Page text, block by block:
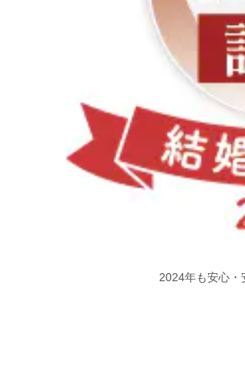
2024年も安心・